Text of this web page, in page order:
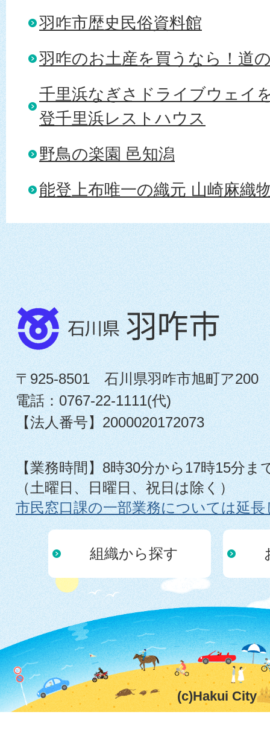
羽咋市歴史民俗資料館
羽咋のお土産を買うなら！道
千里浜なぎさドライブウェイ
登千里浜レストハウス
野鳥の楽園 邑知潟
能登上布唯一の織元 山崎麻織
〒925-8501 石川県羽咋市旭町ア200
電話：0767-22-1111(代)
【法人番号】2000020172073
【業務時間】8時30分から17時15分ま
（土曜日、日曜日、祝日は除く）
市民窓口課の一部業務については延
組織から探す
(c)Hakui City